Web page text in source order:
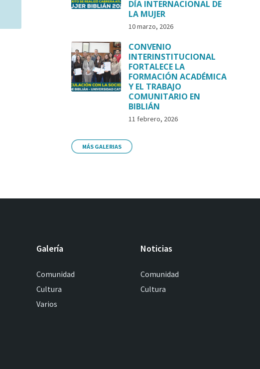
DÍA INTERNACIONAL DE
LA MUJER
10 marzo, 2026
CONVENIO
INTERINSTITUCIONAL
FORTALECE LA
FORMACIÓN ACADÉMICA
Y EL TRABAJO
COMUNITARIO EN
BIBLIÁN
11 febrero, 2026
MÁS GALERIAS
Galería
Comunidad
Cultura
Varios
Noticias
Comunidad
Cultura